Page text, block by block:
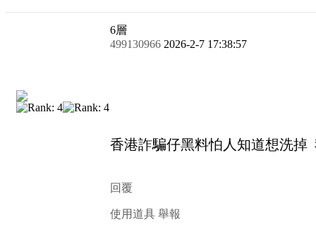
6層
499130966 2026-2-7 17:38:57
香港詐騙仔黑料怕
回覆
使用道具 舉報